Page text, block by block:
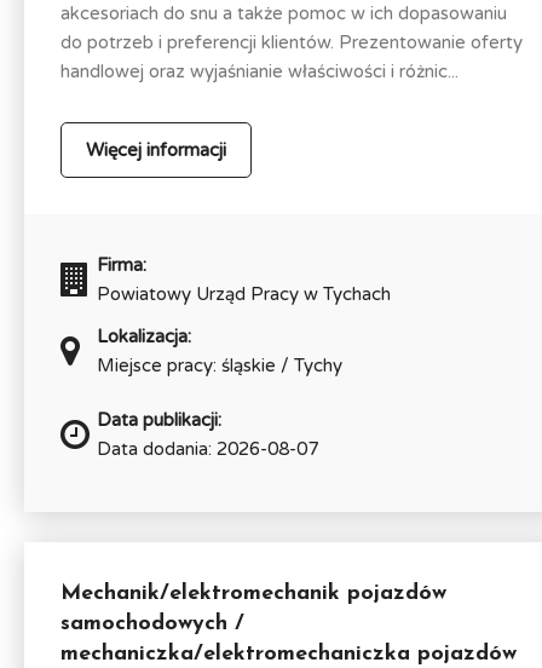
akcesoriach do snu a także pomoc w ich dopasowaniu
do potrzeb i preferencji klientów. Prezentowanie oferty
handlowej oraz wyjaśnianie właściwości i różnic...
Więcej informacji
Firma:
Powiatowy Urząd Pracy w Tychach
Lokalizacja:
Miejsce pracy: śląskie / Tychy
Data publikacji:
Data dodania: 2026-08-07
Mechanik/elektromechanik pojazdów
samochodowych /
mechaniczka/elektromechaniczka pojazdów